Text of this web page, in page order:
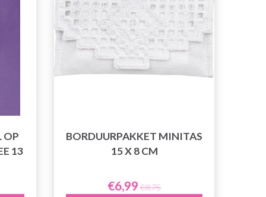
OP
13
BORDUURPAKKET MINITAS
15 X 8 CM
€6,99 €8,75